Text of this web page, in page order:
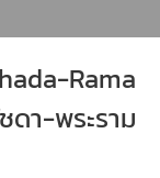
Rama
ดา-พระราม